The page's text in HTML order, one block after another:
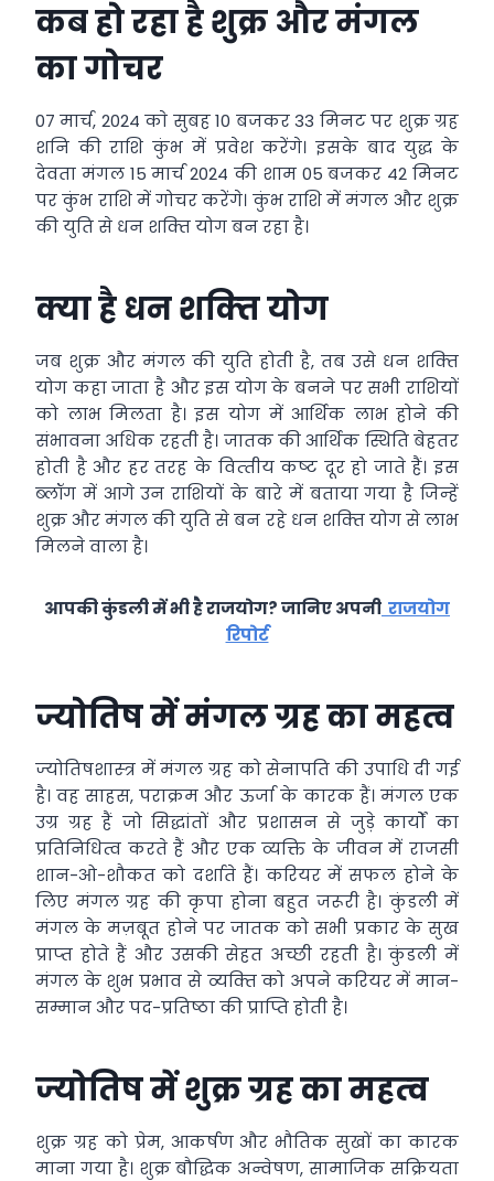
कब हो रहा है शुक्र और मंगल
का गोचर
07 मार्च, 2024 काे सुबह 10 बजकर 33 मिनट पर शुक्र ग्रह
शनि की राशि कुंभ में प्रवेश करेंगे। इसके बाद युद्ध के
देवता मंगल 15 मार्च 2024 की शाम 05 बजकर 42 मिनट
पर कुंभ राशि में गोचर करेंगे। कुंभ राशि में मंगल और शुक्र
की युति से धन शक्‍ति योग बन रहा है।
क्या है धन शक्‍ति योग
जब शुक्र और मंगल की युति होती है, तब उसे धन शक्‍ति
योग कहा जाता है और इस योग के बनने पर सभी राशियों
को लाभ मिलता है। इस योग में आर्थिक लाभ होने की
संभावना अधिक रहती है। जातक की आर्थिक स्थि‍ति बेहतर
होती है और हर तरह के वित्‍तीय कष्‍ट दूर हो जाते हैं। इस
ब्‍लॉग में आगे उन राशियों के बारे में बताया गया है जिन्‍हें
शुक्र और मंगल की युति से बन रहे धन शक्‍ति योग से लाभ
मिलने वाला है।
आपकी कुंडली में भी है राजयोग? जानिए अपनी राजयोग
रिपोर्ट
ज्योतिष में मंगल ग्रह का महत्व
ज्‍योतिषशास्‍त्र में मंगल ग्रह को सेनापति की उपाधि दी गई
है। वह साहस, पराक्रम और ऊर्जा के कारक हैं। मंगल एक
उग्र ग्रह हैं जो सिद्धांतों और प्रशासन से जुड़े कार्यों का
प्रतिनिधित्व करते हैं और एक व्यक्ति के जीवन में राजसी
शान-ओ-शौकत को दर्शाते हैं। करियर में सफल होने के
लिए मंगल ग्रह की कृपा होना बहुत जरूरी है। कुंडली में
मंगल के मज़बूत होने पर जातक को सभी प्रकार के सुख
प्राप्‍त होते हैं और उसकी सेहत अच्छी रहती है। कुंडली में
मंगल के शुभ प्रभाव से व्‍यक्‍ति को अपने करियर में मान-
सम्मान और पद-प्रतिष्ठा की प्राप्ति होती है।
ज्‍योतिष में शुक्र ग्रह का महत्‍व
शुक्र ग्रह को प्रेम, आकर्षण और भौतिक सुखों का कारक
माना गया है। शुक्र बौद्धिक अन्वेषण, सामाजिक सक्रियता